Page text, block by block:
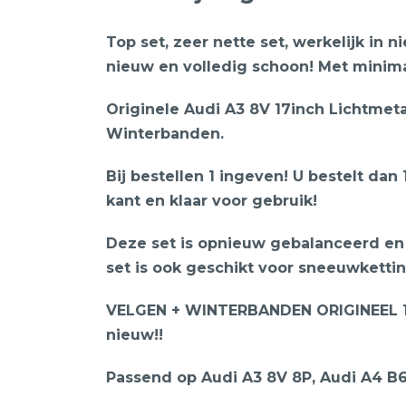
Top set, zeer nette set, werkelijk in
nieuw en volledig schoon! Met
Originele Audi A3 8V 17inch
Winterbanden.
Bij bestellen 1 ingeven! U bestelt dan
kant en klaar voor gebruik!
Deze set is opnieuw gebalanceerd
set is ook geschikt voor
VELGEN + WINTERBANDEN
nieuw!!
Passend op Audi A3 8V 8P, Audi A4